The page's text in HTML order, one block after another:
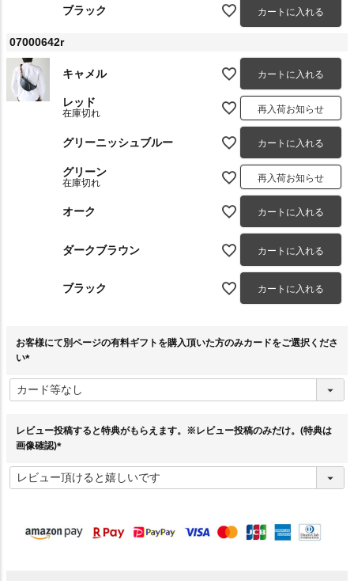
ブラック カートに入れる
07000642r
キャメル カートに入れる
レッド
在庫切れ 再入荷お知らせ
グリーニッシュブルー カートに入れる
グリーン
在庫切れ 再入荷お知らせ
オーク カートに入れる
ダークブラウン カートに入れる
ブラック カートに入れる
お客様にて別ページの有料ギフトを購入頂いた方のみカードをご選択くださ
い
必
須
レビュー投稿すると特典がもらえます。※レビュー投稿のみだけ。(特典は
画像確認)
必
須